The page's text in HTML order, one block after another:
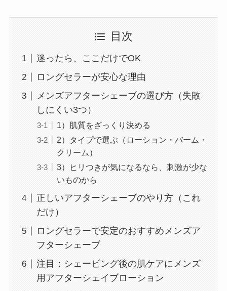
目次
迷ったら、ここだけでOK
ロングセラーが安心な理由
メンズアフターシェーブの選び方（失敗
しにくい3つ）
1）肌質をざっくり決める
2）タイプで選ぶ（ローション・バーム・
クリーム）
3）ヒリつきが気になるなら、刺激が少な
いものから
正しいアフターシェーブのやり方（これ
だけ）
ロングセラーで安定のおすすめメンズア
フターシェーブ
注目：シェービング後の肌ケアにメンズ
用アフターシェイブローション